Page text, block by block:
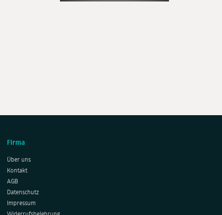
Firma
Über uns
Kontakt
AGB
Datenschutz
Impressum